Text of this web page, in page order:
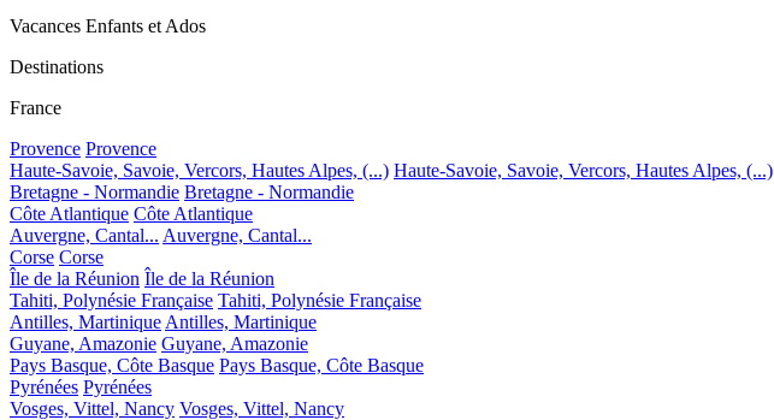
Vacances Enfants et Ados
Destinations
France
Provence Provence
Haute-Savoie, Savoie, Vercors, Hautes Alpes, (...) Haute-Savoie, Savoie, Vercors, Hautes Alpes, (...)
Bretagne - Normandie Bretagne - Normandie
Côte Atlantique Côte Atlantique
Auvergne, Cantal... Auvergne, Cantal...
Corse Corse
Île de la Réunion Île de la Réunion
Tahiti, Polynésie Française Tahiti, Polynésie Française
Antilles, Martinique Antilles, Martinique
Guyane, Amazonie Guyane, Amazonie
Pays Basque, Côte Basque Pays Basque, Côte Basque
Pyrénées Pyrénées
Vosges, Vittel, Nancy Vosges, Vittel, Nancy